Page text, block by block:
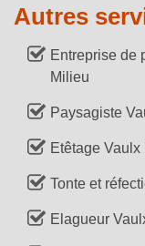
Autres
Entreprise de
Milieu
Paysagiste
Etêtage Vaulx
Tonte et
Elagueur